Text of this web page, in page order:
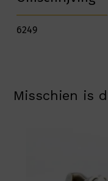
6249
Misschien is